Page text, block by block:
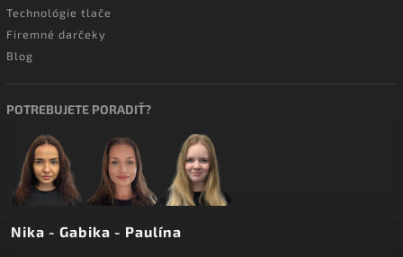
Technológie tlače
Firemné darčeky
Blog
POTREBUJETE PORADIŤ?
Nika - Gabika - Paulína